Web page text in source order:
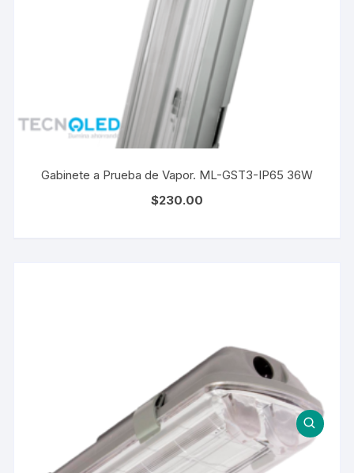
Gabinete a Prueba de Vapor. ML-GST3-IP65 36W
$230.00